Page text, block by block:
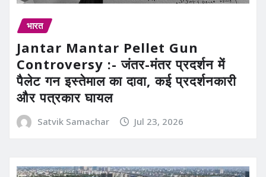
भारत
Jantar Mantar Pellet Gun
Controversy :- जंतर-मंतर प्रदर्शन में
पैलेट गन इस्तेमाल का दावा, कई प्रदर्शनकारी
और पत्रकार घायल
Satvik Samachar Jul 23, 2026